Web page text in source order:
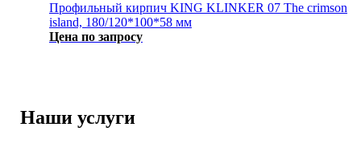
Профильный кирпич KING KLINKER 07 The crimson
island, 180/120*100*58 мм
Цена по запросу
Наши услуги